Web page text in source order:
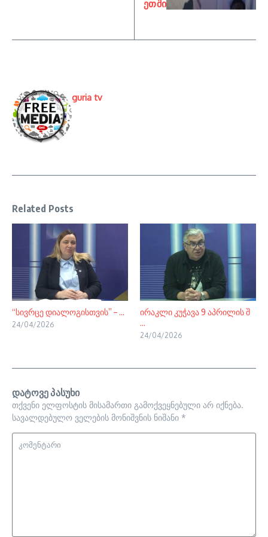
ეთში
guria tv
Related Posts
“სივრცე დიალოგისთვის” – ...
24/04/2026
ირაკლი კუჭავა 9 აპრილის შ
...
24/04/2026
დატოვე პასუხი
თქვენი ელფოსტის მისამართი გამოქვეყნებული არ იქნება.
სავალდებულო ველების მონიშვნის ნიშანი *